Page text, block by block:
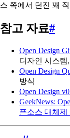
스 쪽에서 던진 꽤
참고 자료#
Open Design
디자인 시스템
Open Design
방식
Open Design
GeekNews:
픈소스 대체제